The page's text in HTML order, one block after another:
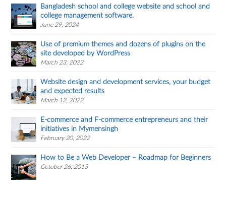
Bangladesh school and college website and school and
college management software.
June 29, 2024
Use of premium themes and dozens of plugins on the
site developed by WordPress
March 23, 2022
Website design and development services, your budget
and expected results
March 12, 2022
E-commerce and F-commerce entrepreneurs and their
initiatives in Mymensingh
February 20, 2022
How to Be a Web Developer – Roadmap for Beginners
October 26, 2015